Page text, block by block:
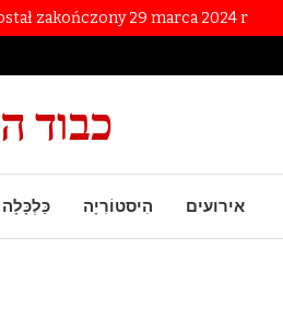
zakończony 29 marca 2024 r.
כבוד
אירועים הִיסטוֹרִיָה כַּלְכָּלָה